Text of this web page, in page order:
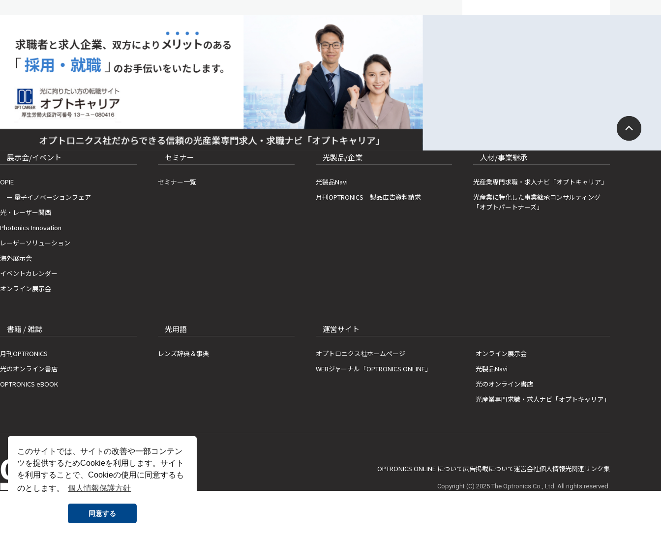
このサイトでは、サイトの改善や一部コンテン
ツを提供するためCookieを利用します。サイト
を利用することで、Cookieの使用に同意するも
のとします。
個人情報保護方針
同意する
展示会/イベント
OPIE
ー 量子イノベーションフェア
光・レーザー関西
Photonics Innovation
レーザーソリューション
海外展示会
イベントカレンダー
オンライン展示会
セミナー
セミナー一覧
光製品/企業
光製品Navi
月刊OPTRONICS 製品広告資料請求
人材/事業継承
光産業専門求職・求人ナビ「オプトキャリア」
光産業に特化した事業継承コンサルティング
「オプトパートナーズ」
書籍 / 雑誌
月刊OPTRONICS
光のオンライン書店
OPTRONICS eBOOK
光用語
レンズ辞典＆事典
運営サイト
オプトロニクス社ホームページ
WEBジャーナル「OPTRONICS ONLINE」
オンライン展示会
光製品Navi
光のオンライン書店
光産業専門求職・求人ナビ「オプトキャリア」
OPTRONICS ONLINE について広告掲載について運営会社個人情報光関連リンク集
Copyright (C) 2025 The Optronics Co., Ltd. All rights reserved.